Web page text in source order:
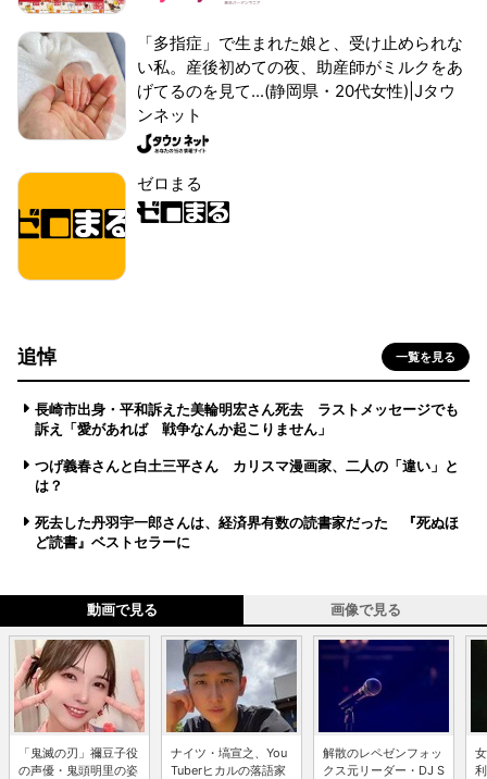
「多指症」で生まれた娘と、受け止められな
い私。産後初めての夜、助産師がミルクをあ
げてるのを見て...(静岡県・20代女性)|Jタウ
ンネット
ゼロまる
追悼 一覧を見る
長崎市出身・平和訴えた美輪明宏さん死去 ラストメッセージでも
訴え「愛があれば 戦争なんか起こりません」
つげ義春さんと白土三平さん カリスマ漫画家、二人の「違い」と
は？
死去した丹羽宇一郎さんは、経済界有数の読書家だった 『死ぬほ
ど読書』ベストセラーに
動画で見る 画像で見る
「鬼滅の刃」禰豆子役
の声優・鬼頭明里の姿
ナイツ・塙宣之、You
Tuberヒカルの落語家
解散のレペゼンフォッ
クス元リーダー・DJ S